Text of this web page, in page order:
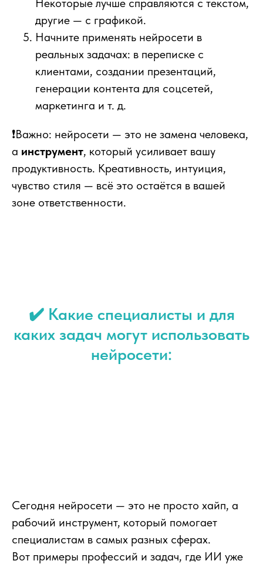
Некоторые лучше справляются с текстом,
другие — с графикой.
Начните применять нейросети в
реальных задачах: в переписке с
клиентами, создании презентаций,
генерации контента для соцсетей,
маркетинга и т. д.
❗Важно: нейросети — это не замена человека,
а инструмент, который усиливает вашу
продуктивность. Креативность, интуиция,
чувство стиля — всё это остаётся в вашей
зоне ответственности.
✔️ Какие специалисты и для
каких задач могут использовать
нейросети:
Сегодня нейросети — это не просто хайп, а
рабочий инструмент, который помогает
специалистам в самых разных сферах.
Вот примеры профессий и задач, где ИИ уже